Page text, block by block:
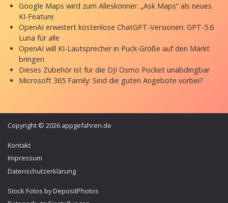
Google Maps wird zum Alleskönner: „Ask Maps“ als neues
KI-Feature
OpenAI erweitert kostenlose ChatGPT-Versionen: GPT-5.6
Luna für alle
OpenAI will KI-Lautsprecher in Puck-Größe auf den Markt
bringen
Dieses Zubehör ist für die DJI Osmo Pocket unabdingbar
Microsoft 365 Family: Sind die guten Angebote vorbei?
Copyright © 2026 appgefahren.de
Kontakt
Impressum
Datenschutzerklärung
Stock Fotos by DepositPhotos